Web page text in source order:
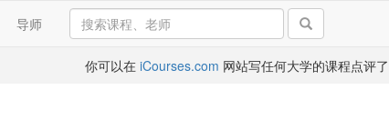
导师
你可以在 iCourses.com 网站写任何大学的课程点评了